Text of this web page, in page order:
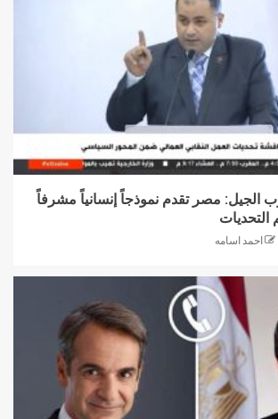
مصر تقدم نموذجاً إنسانياً مشرفاً
التحديات
احمد اسامه